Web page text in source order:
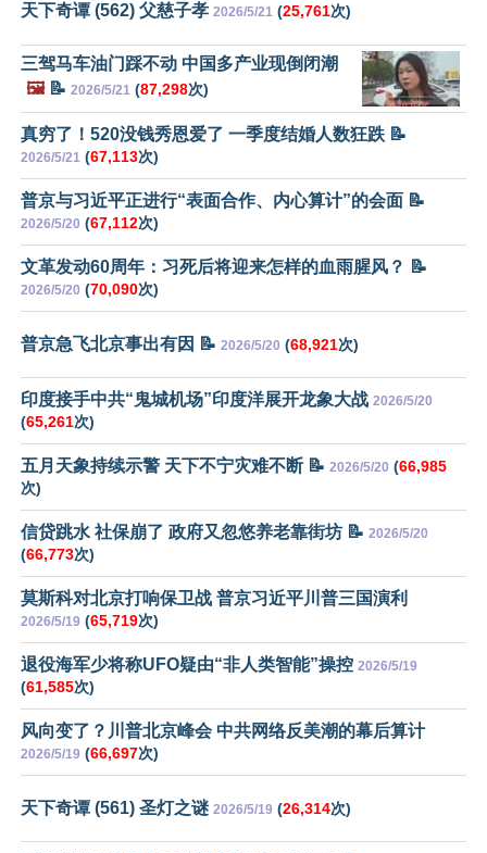
天下奇谭 (562) 父慈子孝 2026/5/21 (25,761次)
三驾马车油门踩不动 中国多产业现倒闭潮
🖼️📝 2026/5/21 (87,298次)
真穷了！520没钱秀恩爱了 一季度结婚人数狂跌 📝
2026/5/21 (67,113次)
普京与习近平正进行“表面合作、内心算计”的会面 📝
2026/5/20 (67,112次)
文革发动60周年：习死后将迎来怎样的血雨腥风？ 📝
2026/5/20 (70,090次)
普京急飞北京事出有因 📝 2026/5/20 (68,921次)
印度接手中共“鬼城机场”印度洋展开龙象大战 2026/5/20
(65,261次)
五月天象持续示警 天下不宁灾难不断 📝 2026/5/20 (66,985
次)
信贷跳水 社保崩了 政府又忽悠养老靠街坊 📝 2026/5/20
(66,773次)
莫斯科对北京打响保卫战 普京习近平川普三国演利
2026/5/19 (65,719次)
退役海军少将称UFO疑由“非人类智能”操控 2026/5/19
(61,585次)
风向变了？川普北京峰会 中共网络反美潮的幕后算计
2026/5/19 (66,697次)
天下奇谭 (561) 圣灯之谜 2026/5/19 (26,314次)